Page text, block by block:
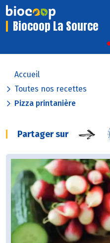
Biocoop La Source
Accueil
Toutes nos recettes
Pizza printanière
Partager sur